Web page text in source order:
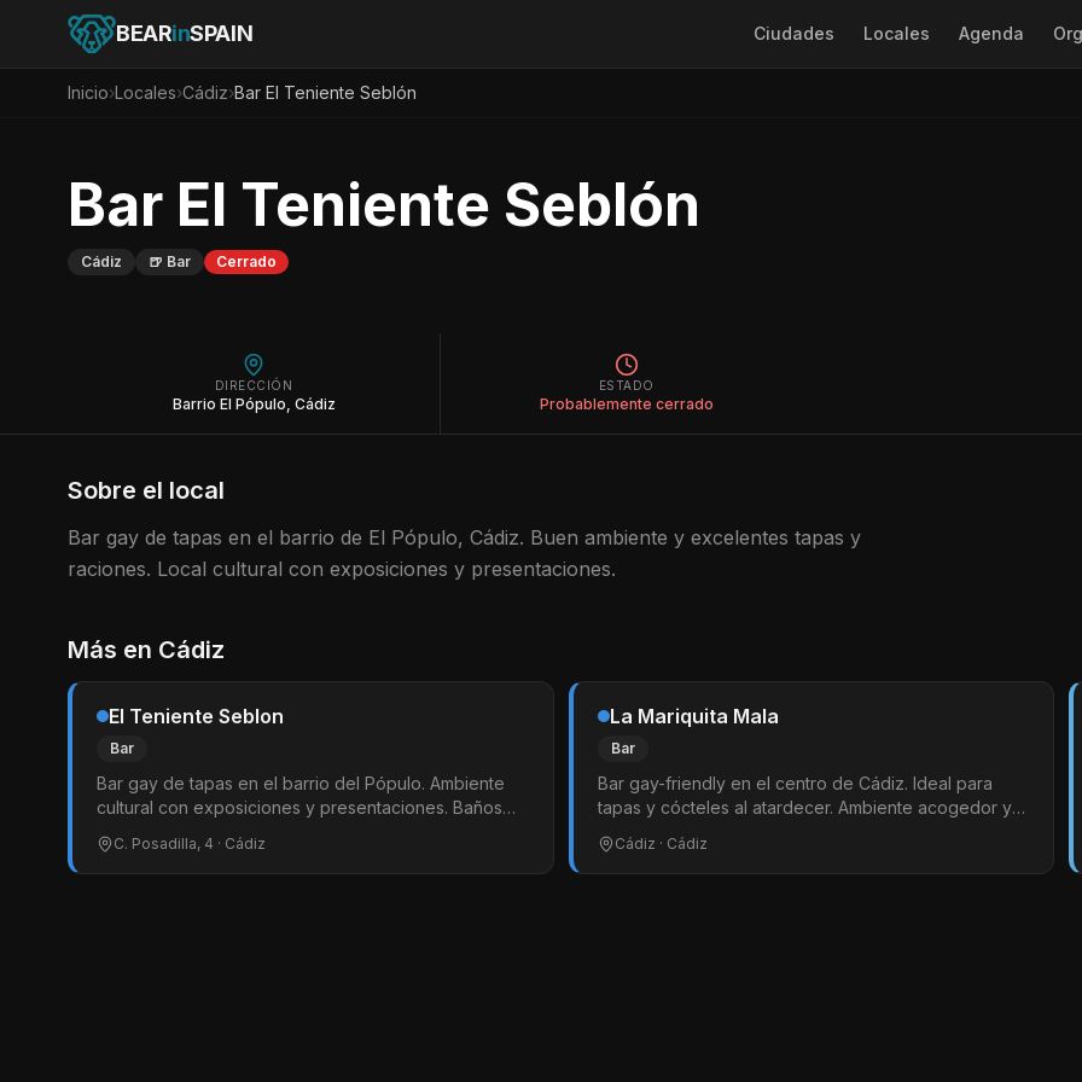
BEARinSPAIN Ciudades Locales Agenda
Inicio›Locales›Cádiz›Bar El Teniente Seblón
Bar El Teniente Seblón
Cádiz 🍺 Bar Cerrado
DIRECCIÓN
Barrio El Pópulo, Cádiz
ESTADO
Probablemente cerrado
Sobre el local
Bar gay de tapas en el barrio de El Pópulo, Cádiz. Buen ambiente y excelentes tapas y
raciones. Local cultural con exposiciones y presentaciones.
Más en Cádiz
El Teniente Seblon
Bar
Bar gay de tapas en el barrio del Pópulo. Ambiente
cultural con exposiciones y presentaciones. Baños
inclusivos. Terraza exterior. Punto de encuentro
LGTBI.
C. Posadilla, 4 · Cádiz
La Mariquita Mala
Bar
Bar gay-friendly en el centro de Cádiz. Ideal para
tapas y cócteles al atardecer. Ambiente acogedor y
diverso.
Cádiz · Cádiz